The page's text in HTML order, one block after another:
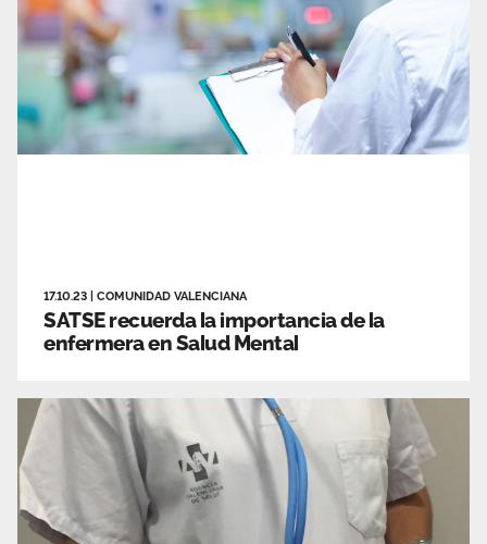
17.10.23 COMUNIDAD VALENCIANA
SATSE recuerda la importancia de la
enfermera en Salud Mental